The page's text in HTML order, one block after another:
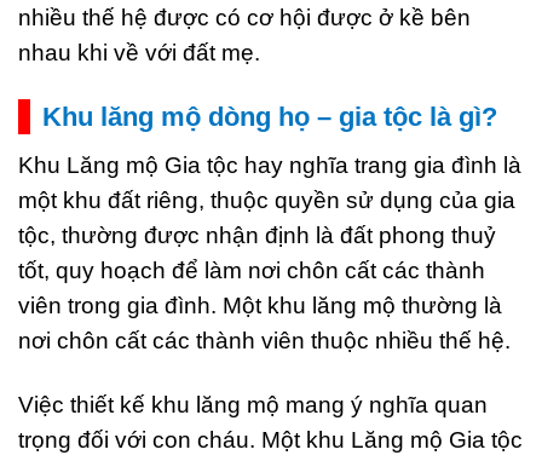
nhiều thế hệ được có cơ hội được ở kề bên
nhau khi về với đất mẹ.
Khu lăng mộ dòng họ – gia tộc là gì?
Khu Lăng mộ Gia tộc hay nghĩa trang gia đình là
một khu đất riêng, thuộc quyền sử dụng của gia
tộc, thường được nhận định là đất phong thuỷ
tốt, quy hoạch để làm nơi chôn cất các thành
viên trong gia đình. Một khu lăng mộ thường là
nơi chôn cất các thành viên thuộc nhiều thế hệ.
Việc thiết kế khu lăng mộ mang ý nghĩa quan
trọng đối với con cháu. Một khu Lăng mộ Gia tộc